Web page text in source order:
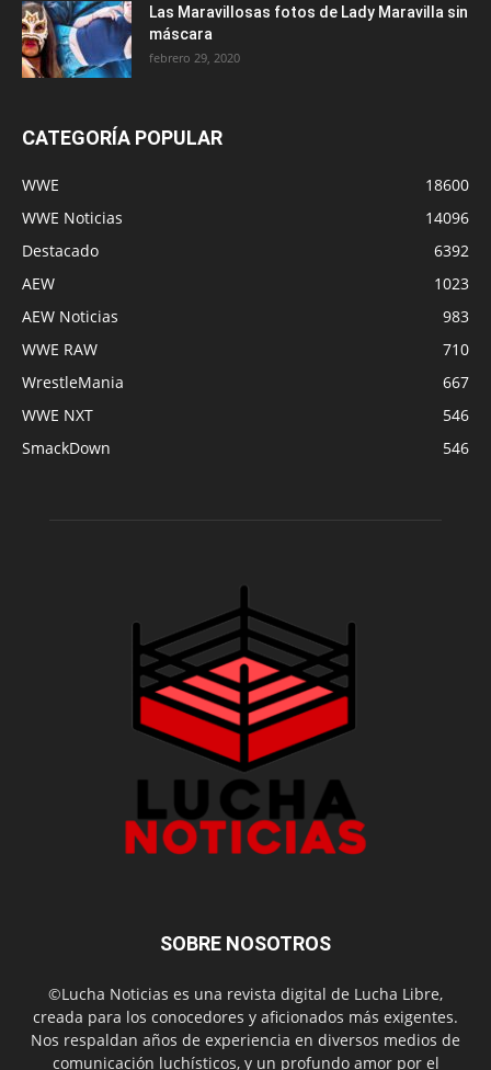
Las Maravillosas fotos de Lady Maravilla sin
máscara
febrero 29, 2020
CATEGORÍA POPULAR
WWE
18600
WWE Noticias
14096
Destacado
6392
AEW
1023
AEW Noticias
983
WWE RAW
710
WrestleMania
667
WWE NXT
546
SmackDown
546
SOBRE NOSOTROS
©Lucha Noticias es una revista digital de Lucha Libre,
creada para los conocedores y aficionados más exigentes.
Nos respaldan años de experiencia en diversos medios de
comunicación luchísticos, y un profundo amor por el